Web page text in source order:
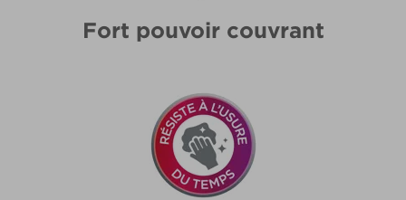
Fort pouvoir couvrant